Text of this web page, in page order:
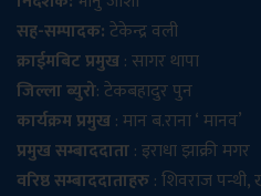
सह-सम्पादक:टेकेन्द्र वली
क्राईमबिट प्रमुख: सागर थापा
जिल्ला ब्युरो: टेकबहादुर पुन
कार्यक्रम प्रमुख: मान ब.राना ‘ मानव’
प्रमुख सम्बाददाता: इराधा झाक्री मगर
वरिष्ठ सम्बाददाताहरु: शिवराज